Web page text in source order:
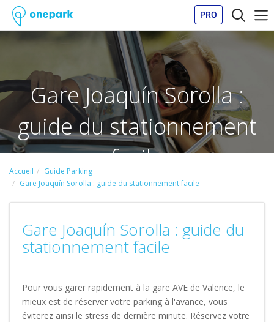
PRO
Gare Joaquín Sorolla :
guide du stationnement
facile
Accueil
Guide Parking
Gare Joaquín Sorolla : guide du stationnement facile
Gare Joaquín Sorolla : guide du
stationnement facile
Pour vous garer rapidement à la gare AVE de Valence, le
mieux est de réserver votre parking à l'avance, vous
éviterez ainsi le stress de dernière minute. Réservez votre